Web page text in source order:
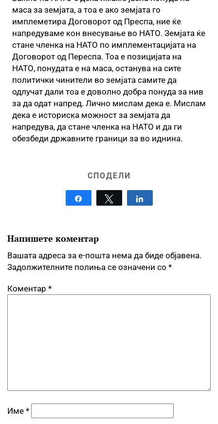
маса за земјата, а тоа е ако земјата го
имплеметира Договорот од Преспа, ние ќе
напредуваме кон внесување во НАТО. Земјата ќе
стане членка на НАТО по имплементацијата на
Договорот од Переспа. Тоа е позицијата на
НАТО, понудата е на маса, останува на сите
политички чинители во земјата самите да
одлучат дали тоа е доволно добра понуда за нив
за да одат напред. Лично мислам дека е. Мислам
дека е историска можност за земјата да
напредува, да стане членка на НАТО и да ги
обезбеди државните граници за во иднина.
СПОДЕЛИ
Tweet
Напишете коментар
Вашата адреса за е-пошта нема да биде објавена.
Задолжителните полиња се означени со *
Коментар *
Име *